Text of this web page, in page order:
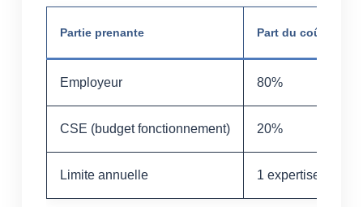
Partie prenante Part du coût
Employeur 80%
CSE (budget fonctionnement) 20%
Limite annuelle 1 expertise/an